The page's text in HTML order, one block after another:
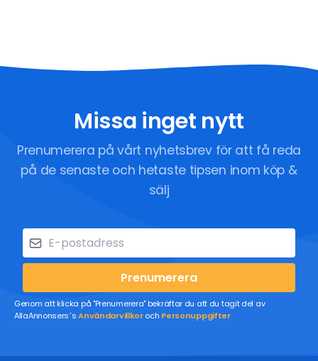
Missa inget nytt
Prenumerera på vårt nyhetsbrev för att få reda
på de senaste och hetaste tipsen inom köp &
sälj
Prenumerera
Genom att klicka på "Prenumerera" bekräftar du att du tagit del av
AllaAnnonsers´sAnvändarvillkoroch Personuppgifter